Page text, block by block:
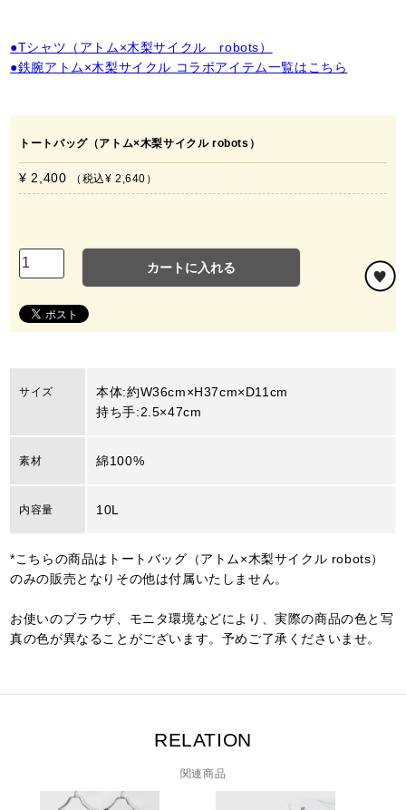
●Tシャツ（アトム×木梨サイクル robots）
●鉄腕アトム×木梨サイクル コラボアイテム一覧はこちら
トートバッグ（アトム×木梨サイクル robots）
¥ 2,400 税込¥ 2,640
カートに入れる
サイズ
本体:約W36cm×H37cm×D11cm
持ち手:2.5×47cm
素材 綿100%
内容量 10L
*こちらの商品はトートバッグ（アトム×木梨サイクル robots）
のみの販売となりその他は付属いたしません。
お使いのブラウザ、モニタ環境などにより、実際の商品の色と写
真の色が異なることがございます。予めご了承くださいませ。
RELATION
関連商品